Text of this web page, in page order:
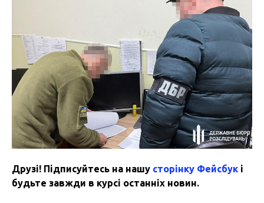
Друзі! Підписуйтесь на нашу сторінку Фейсбук і
будьте завжди в курсі останніх новин.